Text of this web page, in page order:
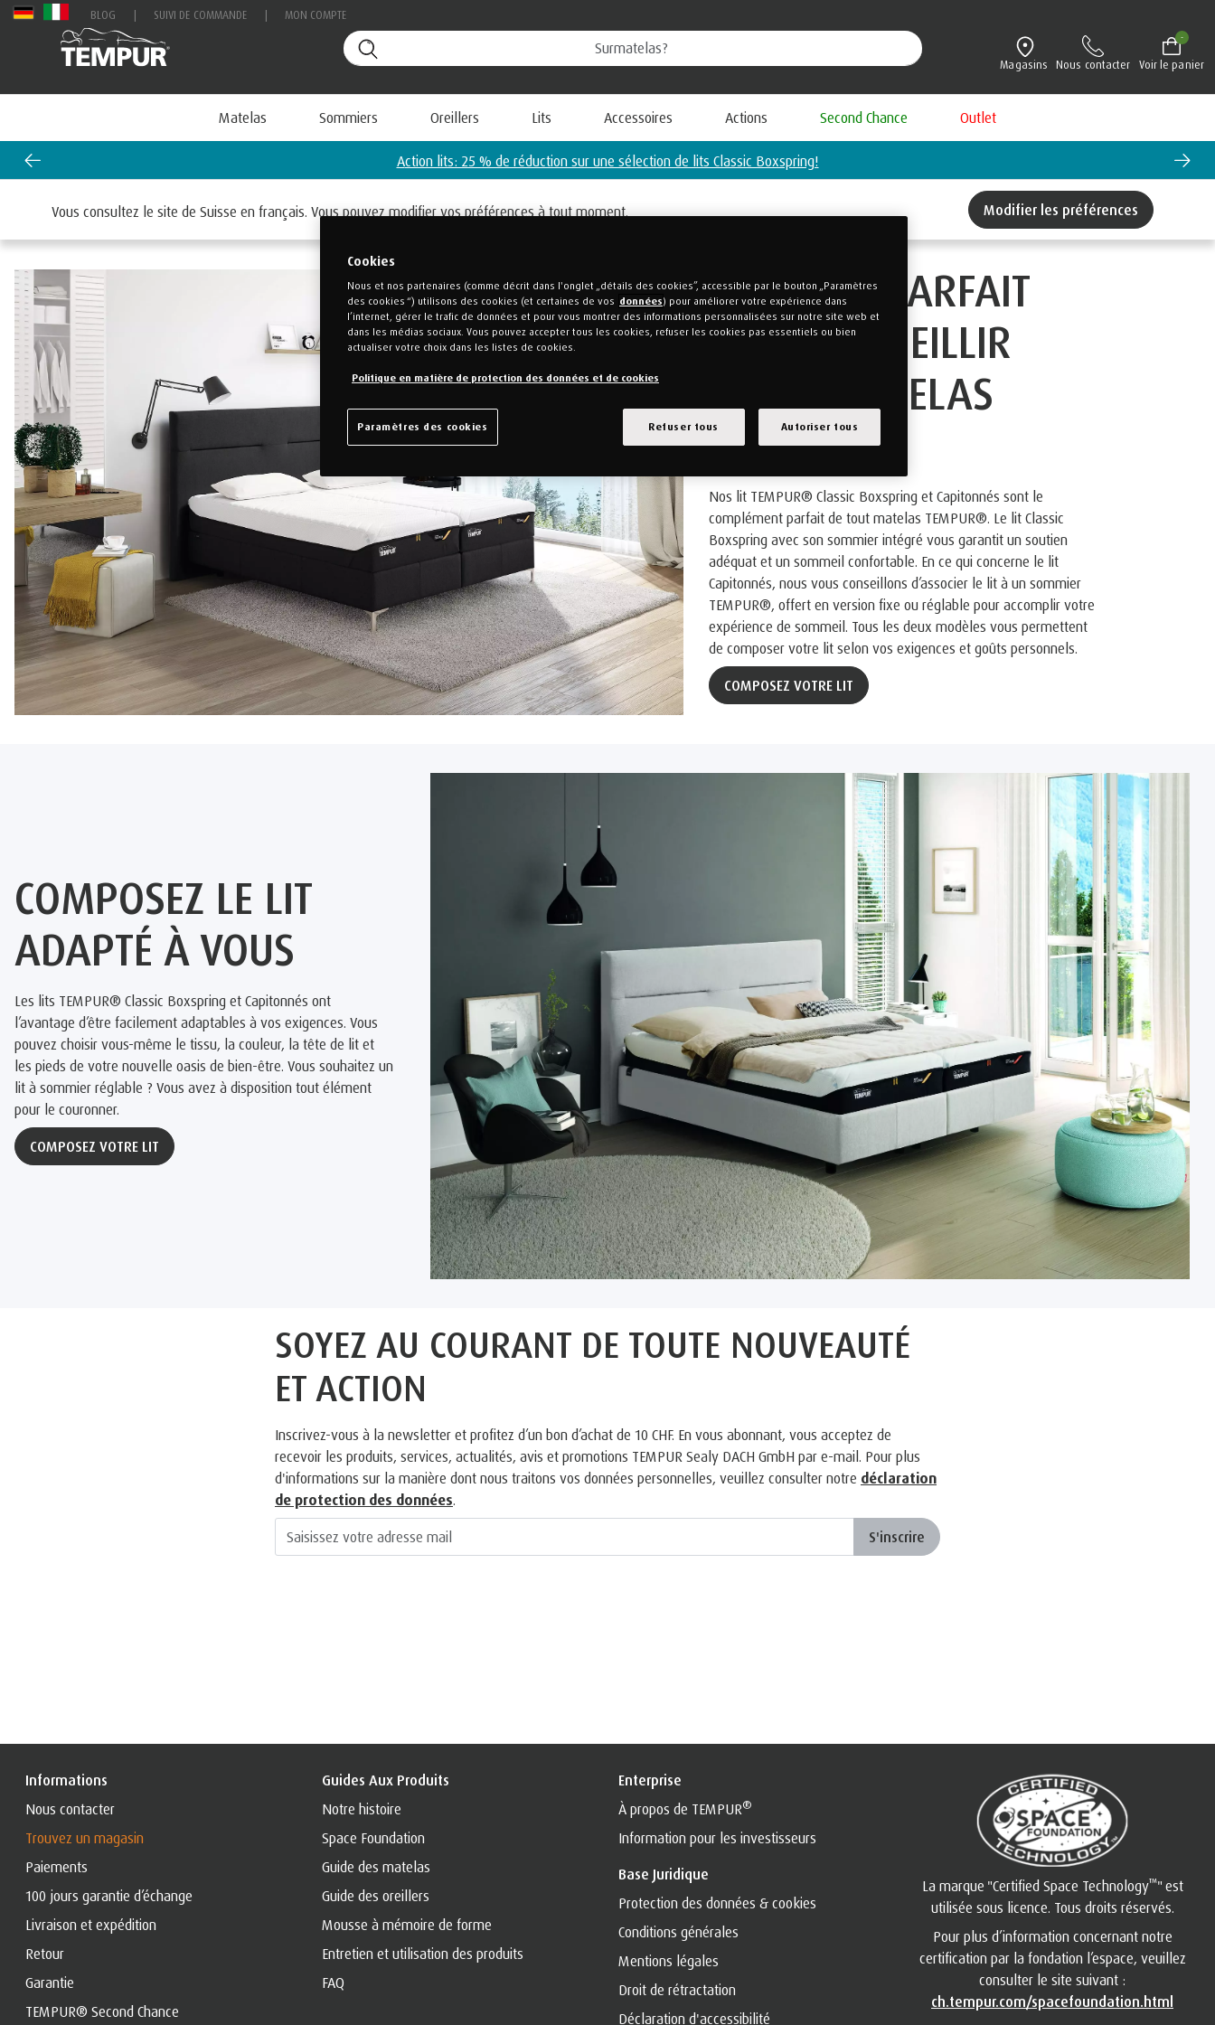
BLOG SUIVI DE COMMANDE MON COMPTE
Magasins Nous contacter Voir le panier
-
Matelas Sommiers Oreillers Lits Accessoires Actions Second Chance Outlet
Action lits: 25 % de réduction sur une sélection de lits Classic Boxspring!
Vous consultez le site de Suisse en français. Vous pouvez modifier vos préférences à tout moment. Modifier les préférences
LE CADRE PARFAIT
POUR ACCUEILLIR
VOTRE MATELAS
TEMPUR®
Nos lit TEMPUR® Classic Boxspring et Capitonnés sont le
complément parfait de tout matelas TEMPUR®. Le lit Classic
Boxspring avec son sommier intégré vous garantit un soutien
adéquat et un sommeil confortable. En ce qui concerne le lit
Capitonnés, nous vous conseillons d’associer le lit à un sommier
TEMPUR®, offert en version fixe ou réglable pour accomplir votre
expérience de sommeil. Tous les deux modèles vous permettent
de composer votre lit selon vos exigences et goûts personnels.
COMPOSEZ VOTRE LIT
COMPOSEZ LE LIT
ADAPTÉ À VOUS
Les lits TEMPUR® Classic Boxspring et Capitonnés ont
l’avantage d’être facilement adaptables à vos exigences. Vous
pouvez choisir vous-même le tissu, la couleur, la tête de lit et
les pieds de votre nouvelle oasis de bien-être. Vous souhaitez un
lit à sommier réglable ? Vous avez à disposition tout élément
pour le couronner.
COMPOSEZ VOTRE LIT
SOYEZ AU COURANT DE TOUTE NOUVEAUTÉ
ET ACTION
Inscrivez-vous à la newsletter et profitez d’un bon d’achat de 10 CHF. En vous abonnant, vous acceptez de
recevoir les produits, services, actualités, avis et promotions TEMPUR Sealy DACH GmbH par e-mail. Pour plus
d'informations sur la manière dont nous traitons vos données personnelles, veuillez consulter notre déclaration
de protection des données.
S'inscrire
Informations
Nous contacter
Trouvez un magasin
Paiements
100 jours garantie d’échange
Livraison et expédition
Retour
Garantie
TEMPUR® Second Chance
Guides Aux Produits
Notre histoire
Space Foundation
Guide des matelas
Guide des oreillers
Mousse à mémoire de forme
Entretien et utilisation des produits
FAQ
Enterprise
À propos de TEMPUR®
Information pour les investisseurs
Base Juridique
Protection des données & cookies
Conditions générales
Mentions légales
Droit de rétractation
Déclaration d'accessibilité
La marque "Certified Space Technology™" est
utilisée sous licence. Tous droits réservés.
Pour plus d’information concernant notre
certification par la fondation l’espace, veuillez
consulter le site suivant :
ch.tempur.com/spacefoundation.html
Cookies
Nous et nos partenaires (comme décrit dans l'onglet „détails des cookies”, accessible par le bouton „Paramètres
des cookies “) utilisons des cookies (et certaines de vos données) pour améliorer votre expérience dans
l’internet, gérer le trafic de données et pour vous montrer des informations personnalisées sur notre site web et
dans les médias sociaux. Vous pouvez accepter tous les cookies, refuser les cookies pas essentiels ou bien
actualiser votre choix dans les listes de cookies.
Politique en matière de protection des données et de cookies
Paramètres des cookies Refuser tous Autoriser tous